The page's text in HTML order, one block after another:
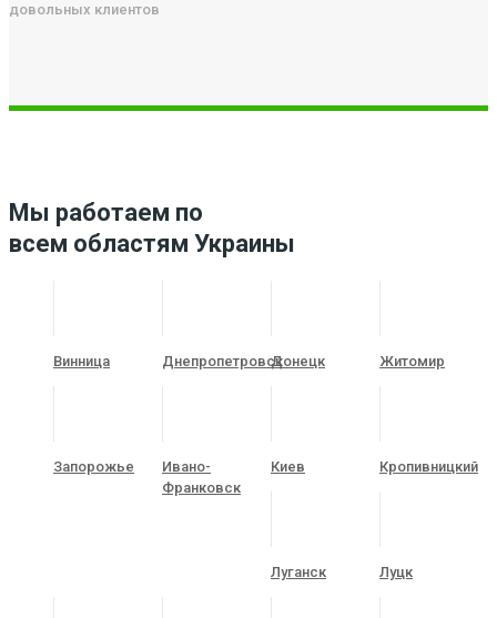
довольных клиентов
Мы работаем по
всем областям Украины
Винница ДнепропетровскДонецк Житомир
Запорожье
Ивано-
Франковск
Киев Кропивницкий
Луганск Луцк